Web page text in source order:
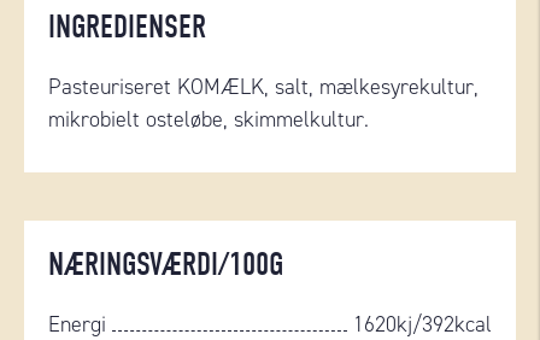
INGREDIENSER
Pasteuriseret KOMÆLK, salt, mælkesyrekultur,
mikrobielt osteløbe, skimmelkultur.
NÆRINGSVÆRDI/100G
Energi
1620kj/392kcal